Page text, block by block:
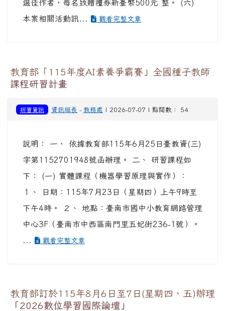
選佳作者，每名致贈禮券新臺幣500元 整。 (六)
本案相關活動訊...
觀看完整文章
教育部「115年度AI素養爭霸賽」全國種子教師
課程研習計畫
研習資訊 資訊組長 - 教務處 | 2026-07-07 | 點閱數： 54
說明： 一、 依據教育部115年6月25日臺教資(三)
字第1152701948號函辦理。 二、 研習課程如
下： (一) 實體課程（機器學習原理與實作）：
１、 日期：115年7月23日（星期四）上午9時至
下午4時。 ２、 地點：臺南市國中小教育網路管理
中心3F（臺南市中西區南門里五妃街236-1號）。
...
觀看完整文章
教育部訂於115年8月6日至7日(星期四、五)辦理
「2026數位學習國際論壇」